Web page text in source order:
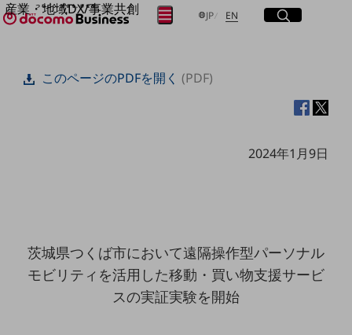
産業・地域DX/事業共創
OPEN HUB for Plural Futures
OPEN HUB for Plural Futuresとは
Smart Healthcare
Smart Industry
Smart Mobility
Smart Worksite
JP日本語
EN Englishサイト内検索
開く
メニュー
開く
フリーワードを入力して探す
検索する
このページのPDFを開く(PDF)
2024年1月9日
茨城県つくば市において遠隔操作型パーソナル
モビリティを活用した移動・買い物支援サービ
スの実証実験を開始